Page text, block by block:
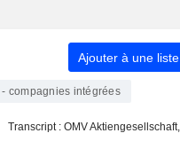
Ajouter à une liste
- compagnies intégrées